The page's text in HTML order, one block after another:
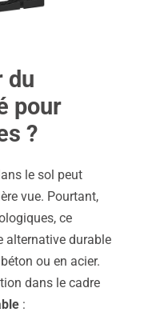
du
pour
?
le sol peut
vue. Pourtant,
ce
alternative durable
ou en acier.
dans le cadre
: